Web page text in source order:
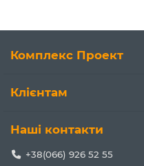
Комплекс Проект
Клієнтам
Наші контакти
+38(066) 926 52 55